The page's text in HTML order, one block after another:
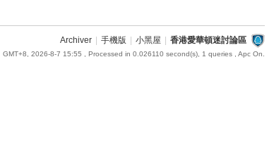
Archiver 手機版 小黑屋 香港愛華頓迷討論區
GMT+8, 2026-8-7 15:55 , Processed in 0.026110 second(s), 1 queries , Apc On.